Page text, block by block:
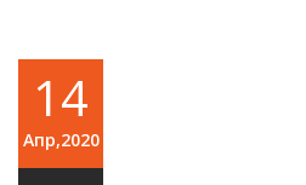
14
Апр,2020